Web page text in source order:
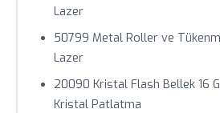
Lazer
50799 Metal Roller ve
Lazer
20090 Kristal Flash Bellek 16
Kristal Patlatma